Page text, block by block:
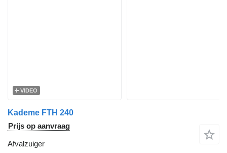
VIDEO
Kademe FTH 240
Prijs op aanvraag
Afvalzuiger